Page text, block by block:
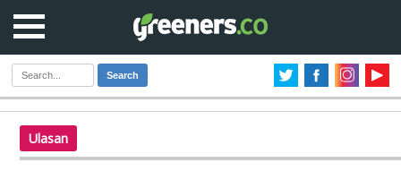
Search
Ulasan